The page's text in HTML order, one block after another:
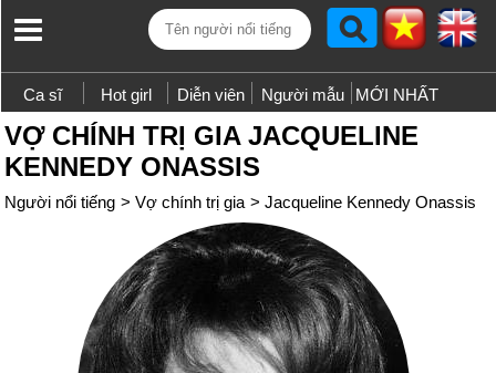
Ca sĩ Hot girl Diễn viên Người mẫu MỚI NHẤT
VỢ CHÍNH TRỊ GIA JACQUELINE
KENNEDY ONASSIS
Người nổi tiếng > Vợ chính trị gia > Jacqueline Kennedy Onassis